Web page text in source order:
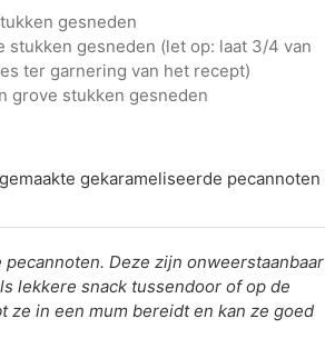
gesneden
stukken gesneden (let op: laat 3/4 van
ter garnering van het recept)
grove stukken gesneden
gekarameliseerde pecannoten
Deze zijn onweerstaanbaar
lekkere snack tussendoor of op de
ze in een mum bereidt en kan ze goed